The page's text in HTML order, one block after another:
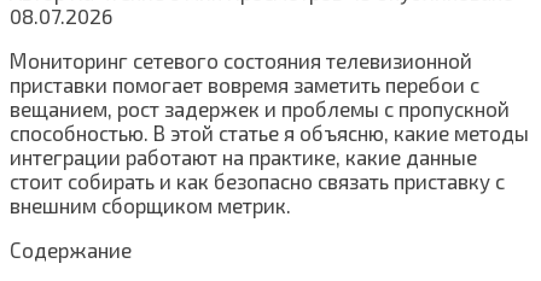
08.07.2026
Мониторинг сетевого состояния телевизионной
приставки помогает вовремя заметить перебои с
вещанием, рост задержек и проблемы с пропускной
способностью. В этой статье я объясню, какие методы
интеграции работают на практике, какие данные
стоит собирать и как безопасно связать приставку с
внешним сборщиком метрик.
Содержание